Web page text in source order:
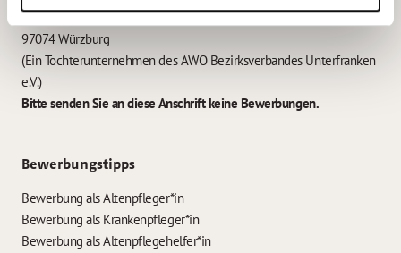
Kantstraße 45a
97074 Würzburg
(Ein Tochterunternehmen des AWO Bezirksverbandes Unterfranken
e.V.)
Bitte senden Sie an diese Anschrift keine Bewerbungen.
Bewerbungstipps
Bewerbung als Altenpfleger*in
Bewerbung als Krankenpfleger*in
Bewerbung als Altenpflegehelfer*in